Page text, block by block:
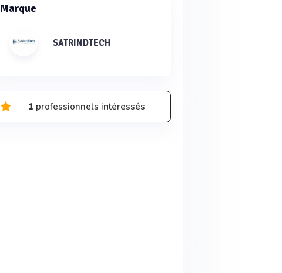
Marque
SATRINDTECH
1 professionnels intéressés